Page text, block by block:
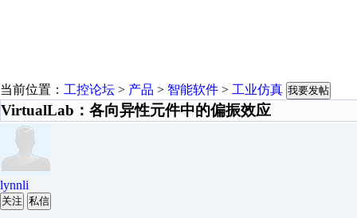
当前位置： 工控论坛 > 产品 > 智能软件 > 工业仿真 我要发帖
VirtualLab：各向异性元件中的偏振效应
lynnli
关注 私信